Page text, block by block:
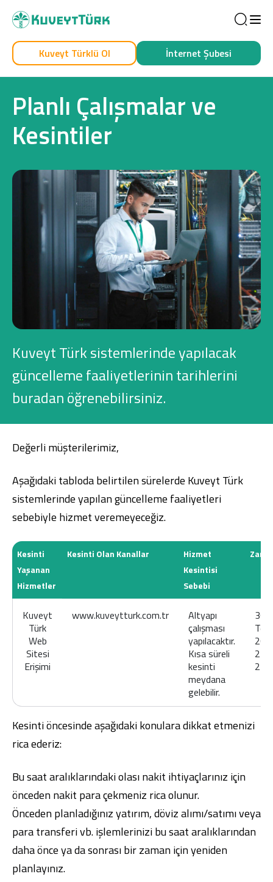
Kendim İçin
Dijital Bankacılık Finans Portalı
Yatırımcı İlişkileri
Ürün ve Hizmet Ücretleri
English
Dijital Bankacılık Finans Portalı
Yatırımcı İlişkileri
Şube ve ATM’ler
Ürün ve Hizmet Ücretleri
Englishالعربية
Sağlam Kart
Araç Finansmanı
Yatırım Fonları
Ticari Kartlar
Tarım Finansmanı
Leasing
Yatırım
Kuveyt Türklü Ol İnternet Şubesi
Planlı Çalışmalar ve
Kesintiler
Kuveyt Türk sistemlerinde yapılacak
güncelleme faaliyetlerinin tarihlerini
buradan öğrenebilirsiniz.
Değerli müşterilerimiz,
Aşağıdaki tabloda belirtilen sürelerde Kuveyt Türk
sistemlerinde yapılan güncelleme faaliyetleri
sebebiyle hizmet veremeyeceğiz.
Kesinti
Yaşanan
Hizmetler
Kesinti Olan Kanallar
Hizmet
Kesintisi
Sebebi
Kuveyt
Türk
Web
Sitesi
Erişimi
www.kuveytturk.com.tr
Altyapı
çalışması
yapılacaktır.
Kısa süreli
kesinti
meydana
gelebilir.
30
Kesinti öncesinde aşağıdaki konulara dikkat etmenizi
rica ederiz:
Bu saat aralıklarındaki olası nakit ihtiyaçlarınız için
önceden nakit para çekmeniz rica olunur.
Önceden planladığınız yatırım, döviz alımı/satımı veya
para transferi vb. işlemlerinizi bu saat aralıklarından
daha önce ya da sonrası bir zaman için yeniden
planlayınız.